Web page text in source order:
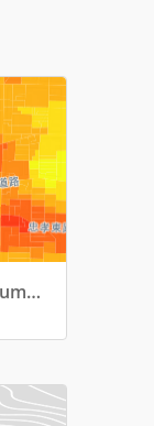
台灣消費強度圖 Taiwan Consumer Spending Intensity